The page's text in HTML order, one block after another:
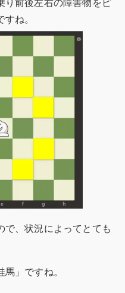
り前後左右の障害物をピ
ね。
で、状況によってとても
」ですね。